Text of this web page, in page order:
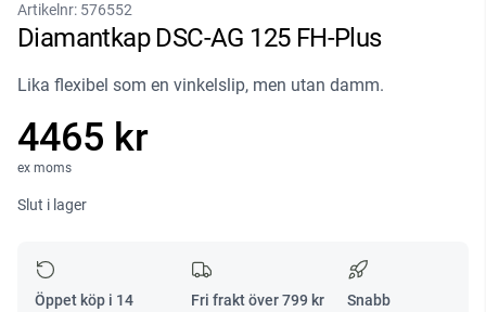
Artikelnr: 576552
Diamantkap DSC-AG 125 FH-Plus
Lika flexibel som en vinkelslip, men utan damm.
4465 kr
ex moms
Slut i lager
Öppet köp i 14
Fri frakt över799 kr
Snabb